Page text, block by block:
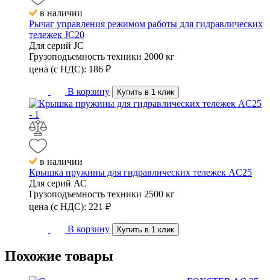
в наличии
Рычаг управления режимом работы для гидравлических
тележек JC20
Для серий JC
Грузоподъемность техники 2000 кг
цена (с НДС): 186 ₽
В корзину Купить в 1 клик
в наличии
Крышка пружины для гидравлических тележек AC25
Для серий АС
Грузоподъемность техники 2500 кг
цена (с НДС): 221 ₽
В корзину Купить в 1 клик
Похожие товары